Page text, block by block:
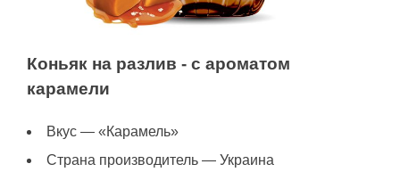
Коньяк на разлив - с ароматом
карамели
Вкус — «Карамель»
Страна производитель — Украина